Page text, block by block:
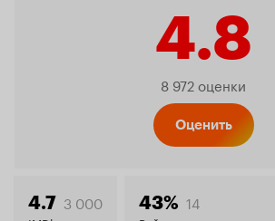
4.8
8 972 оценки
Оценить
4.7 3 000 43% 14